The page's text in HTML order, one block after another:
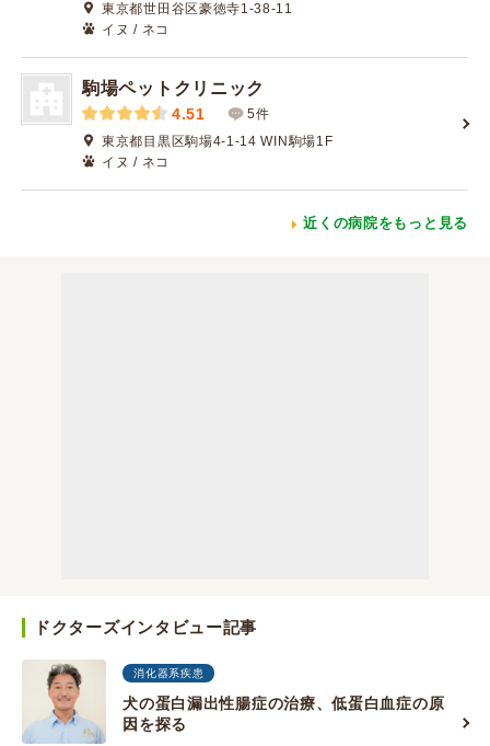
東京都世田谷区豪徳寺1-38-11
イヌ / ネコ
駒場ペットクリニック
4.51
5件
東京都目黒区駒場4-1-14 WIN駒場1F
イヌ / ネコ
近くの病院をもっと見る
ドクターズインタビュー記事
消化器系疾患
犬の蛋白漏出性腸症の治療、低蛋白血症の原
因を探る